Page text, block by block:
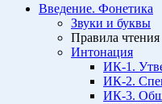
Введение. Фонетика
Звуки и буквы
Правила чтения
Интонация
ИК-1.
ИК-2.
ИК-3.